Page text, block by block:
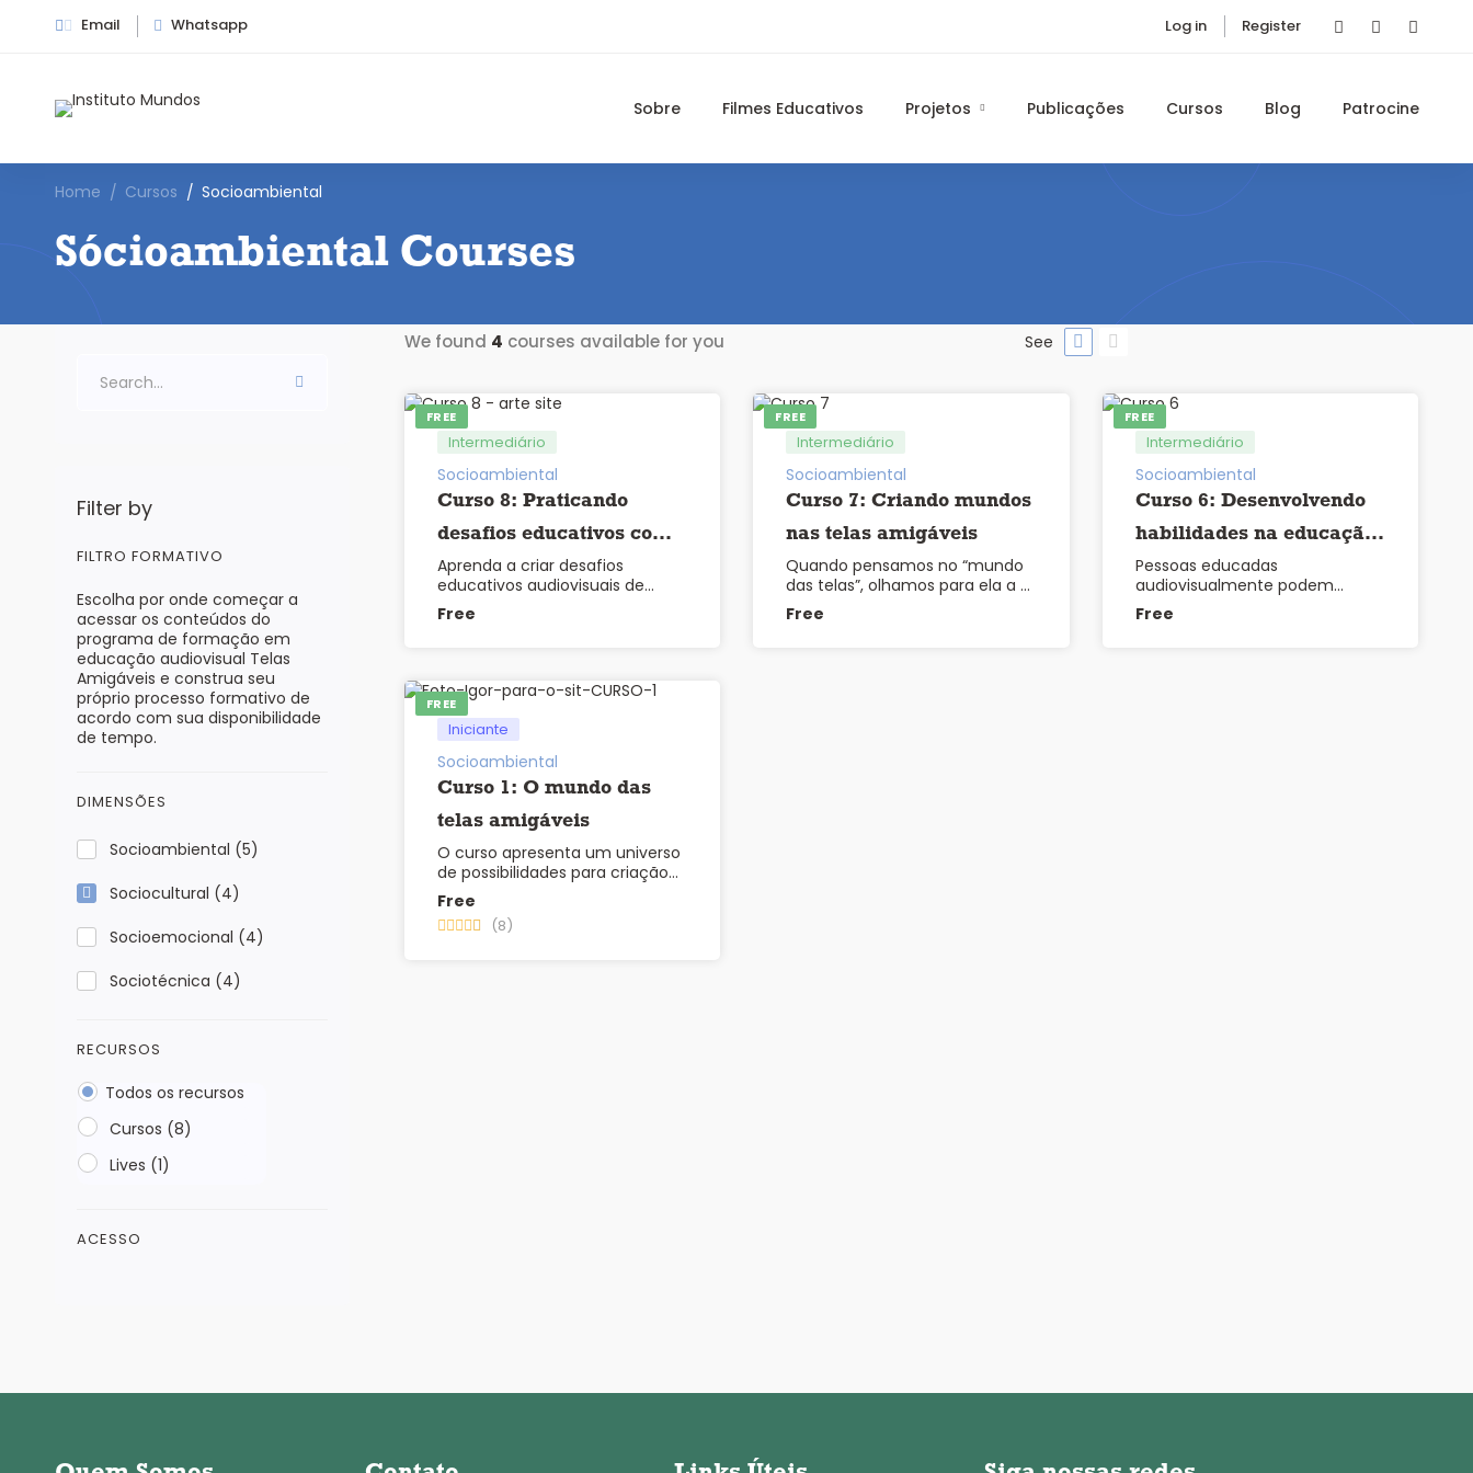
Email Whatsapp Log in Register
Sobre Filmes Educativos Projetos Publicações Cursos Blog Patrocine
Home Cursos Socioambiental
Sócioambiental Courses
Filter by
FILTRO FORMATIVO
Escolha por onde começar a
acessar os conteúdos do
programa de formação em
educação audiovisual Telas
Amigáveis e construa seu
próprio processo formativo de
acordo com sua disponibilidade
de tempo.
DIMENSÕES
Socioambiental (5)
Sociocultural (4)
Socioemocional (4)
Sociotécnica (4)
RECURSOS
Todos os recursos
Cursos (8)
Lives (1)
ACESSO
We found 4 courses available for you See
FREE
Intermediário
Socioambiental
Curso 8: Praticando
desafios educativos com
as telas
Aprenda a criar desafios
educativos audiovisuais de
forma prática e …
Free
FREE
Intermediário
Socioambiental
Curso 7: Criando mundos
nas telas amigáveis
Quando pensamos no “mundo
das telas”, olhamos para ela a …
Free
FREE
Intermediário
Socioambiental
Curso 6: Desenvolvendo
habilidades na educação
audiovisual
Pessoas educadas
audiovisualmente podem
também ser aquelas que são
conhecedoras …
Free
FREE
Iniciante
Socioambiental
Curso 1: O mundo das
telas amigáveis
O curso apresenta um universo
de possibilidades para criação
de …
Free
(8)